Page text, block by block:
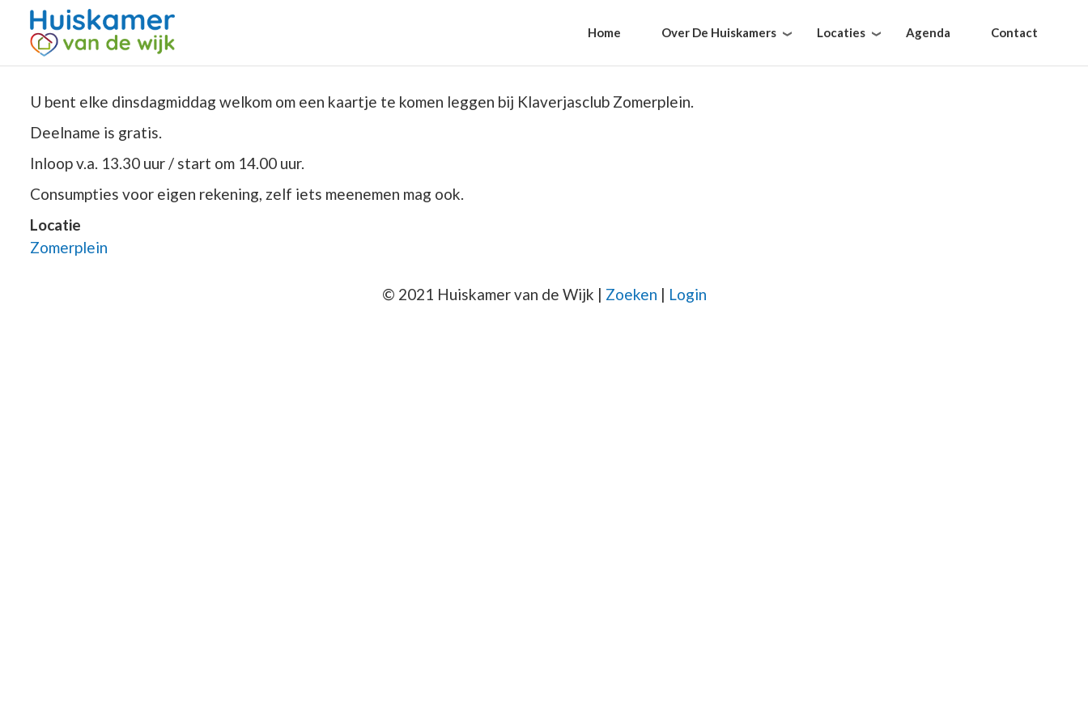
Home Over De Huiskamers Locaties Agenda Contact
U bent elke dinsdagmiddag welkom om een kaartje te komen leggen bij Klaverjasclub Zomerplein.
Deelname is gratis.
Inloop v.a. 13.30 uur / start om 14.00 uur.
Consumpties voor eigen rekening, zelf iets meenemen mag ook.
Locatie
Zomerplein
© 2021 Huiskamer van de Wijk | Zoeken | Login